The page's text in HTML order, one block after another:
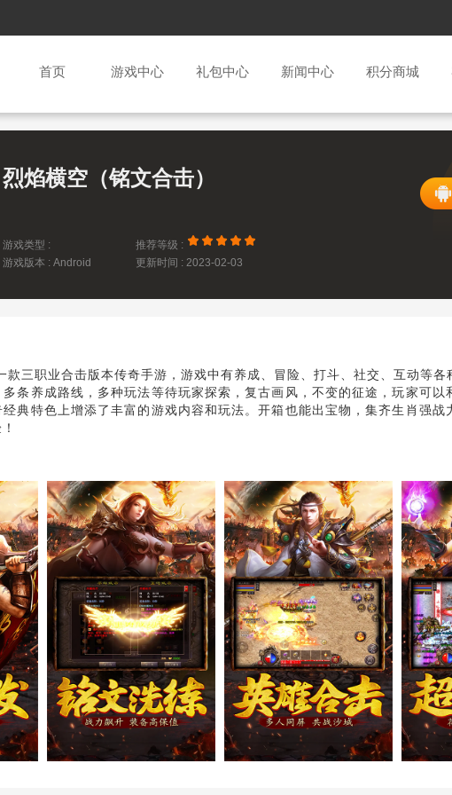
首页 游戏中心 礼包中心 新闻中心 积分商城
烈焰横空（铭文合击）
游戏类型 :
游戏版本 : Android
推荐等级 :
更新时间 : 2023-02-03
款三职业合击版本传奇手游，游戏中有养成、冒险、打斗、社交、互动等各
条养成路线，多种玩法等待玩家探索，复古画风，不变的征途，玩家可以
典特色上增添了丰富的游戏内容和玩法。开箱也能出宝物，集齐生肖强战